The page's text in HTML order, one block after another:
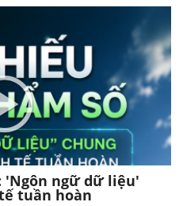
'Ngôn ngữ dữ liệu'
tuần hoàn